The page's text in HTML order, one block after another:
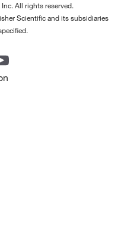
All rights reserved.
Scientific and its subsidiaries